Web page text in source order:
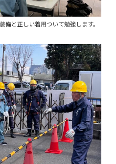
と正しい着用ついて勉強します。